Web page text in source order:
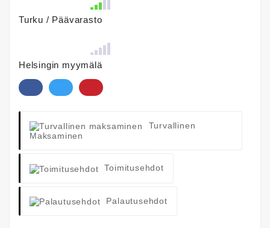
Turku / Päävarasto
Helsingin myymälä
Turvallinen
Maksaminen
Toimitusehdot
Palautusehdot